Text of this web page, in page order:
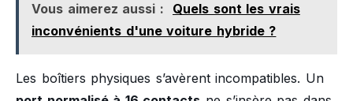
Vous aimerez aussi :
Quels sont les vrais
inconvénients d'une voiture hybride ?
Les boîtiers physiques s’avèrent incompatibles. Un